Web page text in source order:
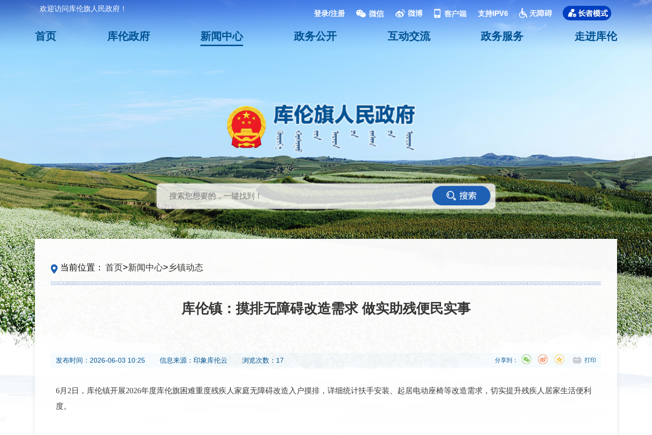
欢迎访问库伦旗人民政府！
登录/注册 支持IPV6
首页 库伦政府 新闻中心 政务公开 互动交流 政务服务 走进库伦
<
当前位置： 首页>新闻中心>乡镇动态
库伦镇：摸排无障碍改造需求 做实助残便民实事
发布时间： 2026-06-03 10:25 信息来源： 印象库伦云 浏览次数：17 打印
分享到：
6月2日，库伦镇开展2026年度库伦旗困难重度残疾人家庭无障碍改造入户摸排，详细统计扶手安装、起居电动座椅等改造需求，切实提升残疾人居家生活便利
度。